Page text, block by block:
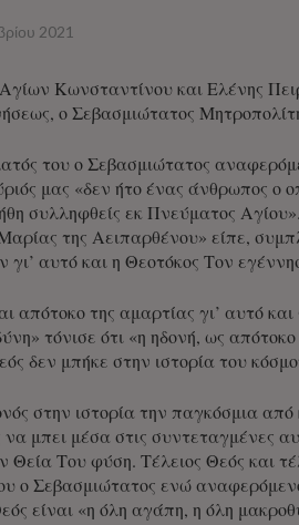
2021
Κωνσταντίνου και Ελένης
ο Σεβασμιώτατος
του ο Σεβασμιώτατος
μας «δεν ήτο ένας άνθρωπος
συλληφθείς εκ Πνεύματος
της Αειπαρθένου» είπε,
αυτό και η Θεοτόκος Τον
απότοκο της αμαρτίας γι’ αυτό
τόνισε ότι «η ηδονή, ως
δεν μπήκε στην ιστορία του
στην ιστορία την παγκόσμια
μπει μέσα στις συντεταγμένες
Θεία Του φύση. Τέλειος Θεός και
ο Σεβασμιώτατος ενώ
είναι «η όλη αγάπη, η όλη